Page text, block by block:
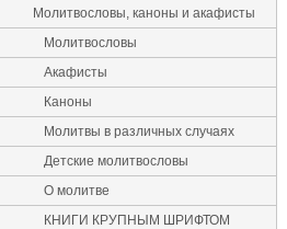
Молитвословы, каноны и акафисты
Молитвословы
Акафисты
Каноны
Молитвы в различных случаях
Детские молитвословы
О молитве
КНИГИ КРУПНЫМ ШРИФТОМ